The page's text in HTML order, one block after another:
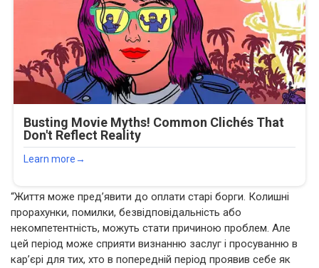
“Життя може пред’явити до оплати старі борги. Колишні
прорахунки, помилки, безвідповідальність або
некомпетентність, можуть стати причиною проблем. Але
цей період може сприяти визнанню заслуг і просуванню в
кар’єрі для тих, хто в попередній період проявив себе як